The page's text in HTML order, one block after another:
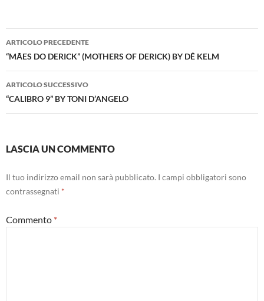
Navigazione
articolo
ARTICOLO PRECEDENTE
“MÃES DO DERICK” (MOTHERS OF DERICK) BY DÊ KELM
ARTICOLO SUCCESSIVO
“CALIBRO 9” BY TONI D’ANGELO
LASCIA UN COMMENTO
Il tuo indirizzo email non sarà pubblicato. I campi obbligatori sono
contrassegnati *
Commento *